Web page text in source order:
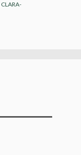
CLARA-